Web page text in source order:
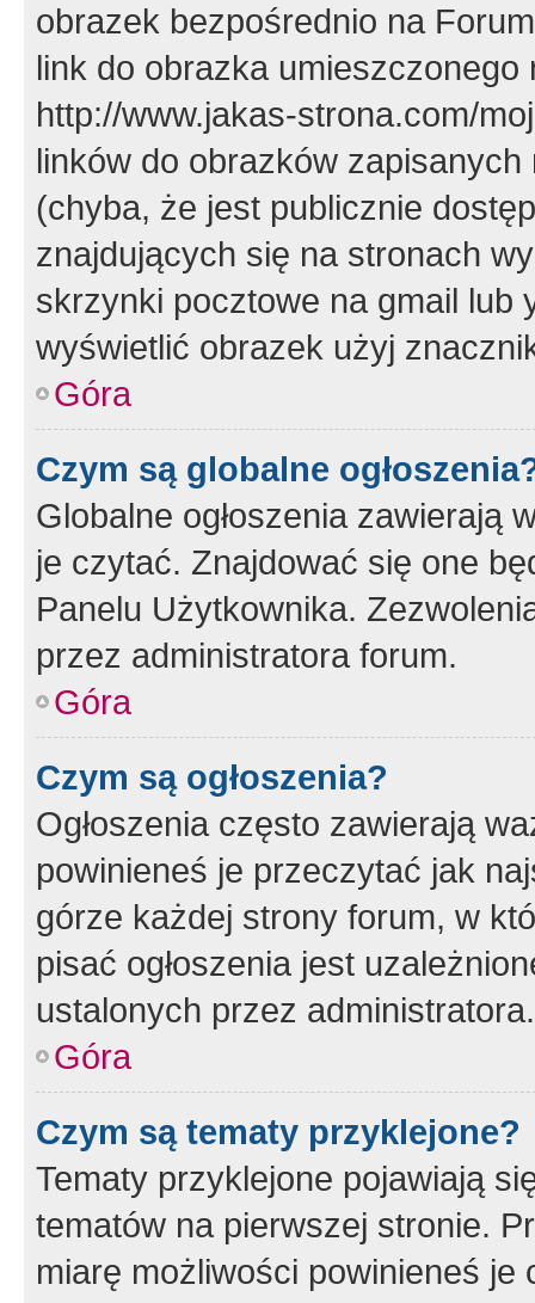
obrazek bezpośrednio na
link do obrazka
http://www.jakas-strona.com/
linków do obrazków
(chyba, że jest publicznie
znajdujących się na stronach
skrzynki pocztowe na gmail lub
wyświetlić obrazek użyj
Góra
Czym są globalne
Globalne ogłoszenia zawierają
je czytać. Znajdować się one
Panelu Użytkownika.
przez administratora forum.
Góra
Czym są ogłoszenia?
Ogłoszenia często zawierają
powinieneś je przeczytać jak
górze każdej strony forum, w
pisać ogłoszenia jest
ustalonych przez administratora.
Góra
Czym są tematy przyklejone?
Tematy przyklejone pojawiają
tematów na pierwszej stronie.
miarę możliwości powinieneś je